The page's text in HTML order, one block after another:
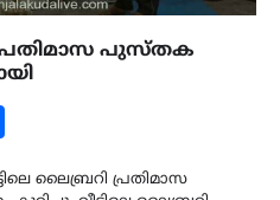
പ്രതിമാസ പുസ്‌തക
ലൈബ്രറി പ്രതിമാസ